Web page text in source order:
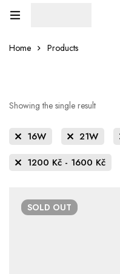
Home Products
Showing the single result
16W 21W
1200 Kč - 1600 Kč
SOLD OUT